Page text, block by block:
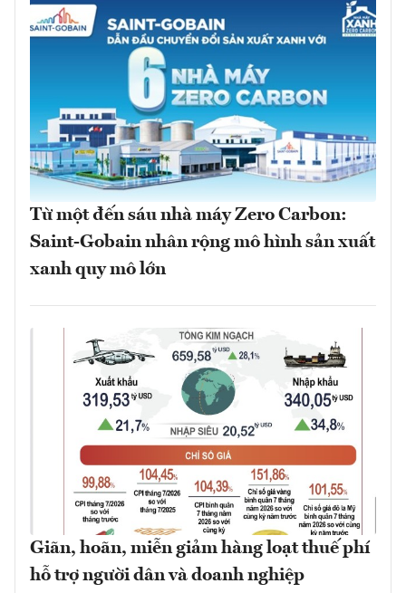
Từ một đến sáu nhà máy Zero Carbon:
Saint-Gobain nhân rộng mô hình sản xuất
xanh quy mô lớn
Giãn, hoãn, miễn giảm hàng loạt thuế phí
hỗ trợ người dân và doanh nghiệp